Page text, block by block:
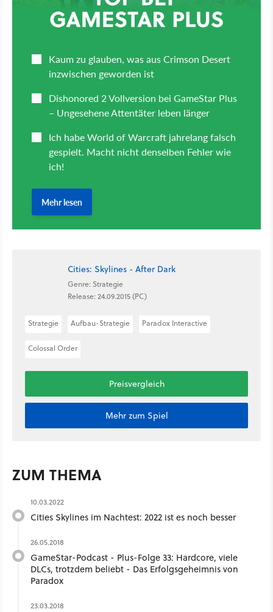
Cities: Skylines - After Dark
Genre: Strategie
Release: 24.09.2015 (PC)
Strategie Aufbau-Strategie Paradox Interactive
Colossal Order
Preisvergleich
Mehr zum Spiel
ZUM THEMA
10.03.2022
Cities Skylines im Nachtest: 2022 ist es noch besser
26.05.2018
GameStar-Podcast - Plus-Folge 33: Hardcore, viele
DLCs, trotzdem beliebt - Das Erfolgsgeheimnis von
Paradox
23.03.2018